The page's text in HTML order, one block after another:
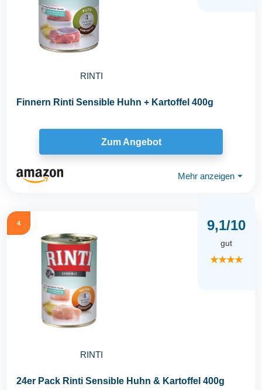
RINTI
Finnern Rinti Sensible Huhn + Kartoffel 400g
Zum Angebot
Mehr anzeigen ⏷
4
RINTI
9,1/10
gut
★★★★
24er Pack Rinti Sensible Huhn & Kartoffel 400g